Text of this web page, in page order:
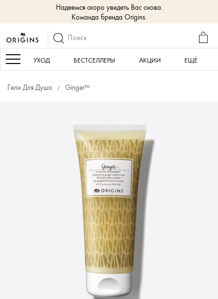
Надеемся скоро увидеть Вас снова.
Команда бренда Origins.
Navigation
УХОД БЕСТСЕЛЛЕРЫ АКЦИИ ЕЩЁ
Гели Для Душа Ginger™